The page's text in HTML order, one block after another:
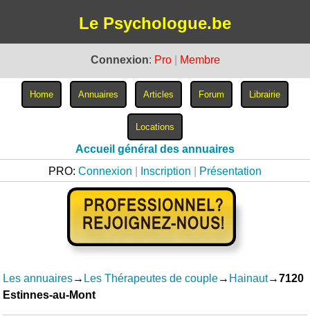
Le Psychologue.be
Connexion: Pro Membre
Accueil général des annuaires
PRO: Connexion Inscription Présentation
Les annuaires→ Les Thérapeutes de couple→ Hainaut→7120
Estinnes-au-Mont